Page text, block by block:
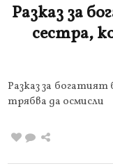
Разказ за
сестра,
Разказ за
трябва да осмисли